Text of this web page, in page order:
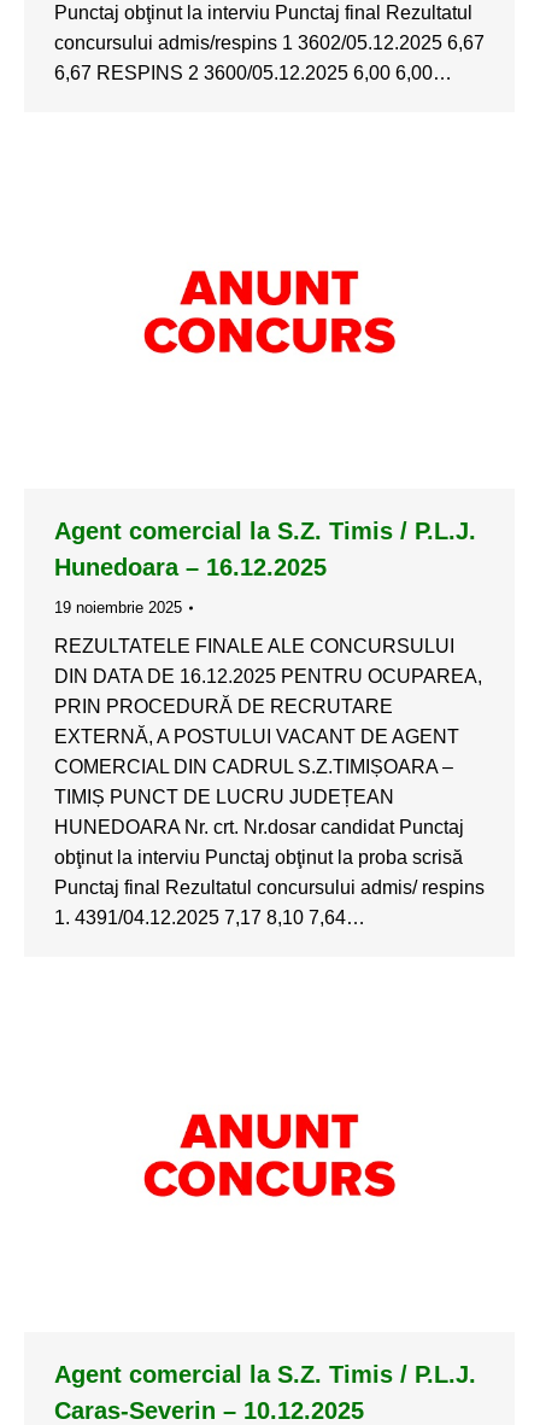
Punctaj obţinut la interviu Punctaj final Rezultatul
concursului admis/respins 1 3602/05.12.2025 6,67
6,67 RESPINS 2 3600/05.12.2025 6,00 6,00…
Agent comercial la S.Z. Timis / P.L.J.
Hunedoara – 16.12.2025
19 noiembrie 2025
REZULTATELE FINALE ALE CONCURSULUI
DIN DATA DE 16.12.2025 PENTRU OCUPAREA,
PRIN PROCEDURĂ DE RECRUTARE
EXTERNĂ, A POSTULUI VACANT DE AGENT
COMERCIAL DIN CADRUL S.Z.TIMIȘOARA –
TIMIȘ PUNCT DE LUCRU JUDEȚEAN
HUNEDOARA Nr. crt. Nr.dosar candidat Punctaj
obţinut la interviu Punctaj obţinut la proba scrisă
Punctaj final Rezultatul concursului admis/ respins
1. 4391/04.12.2025 7,17 8,10 7,64…
Agent comercial la S.Z. Timis / P.L.J.
Caras-Severin – 10.12.2025